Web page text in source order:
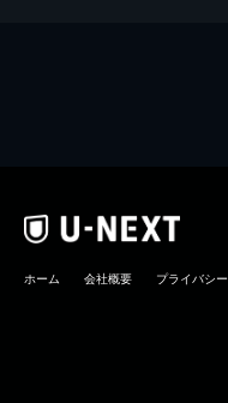
ホーム 会社概要 プライバシー